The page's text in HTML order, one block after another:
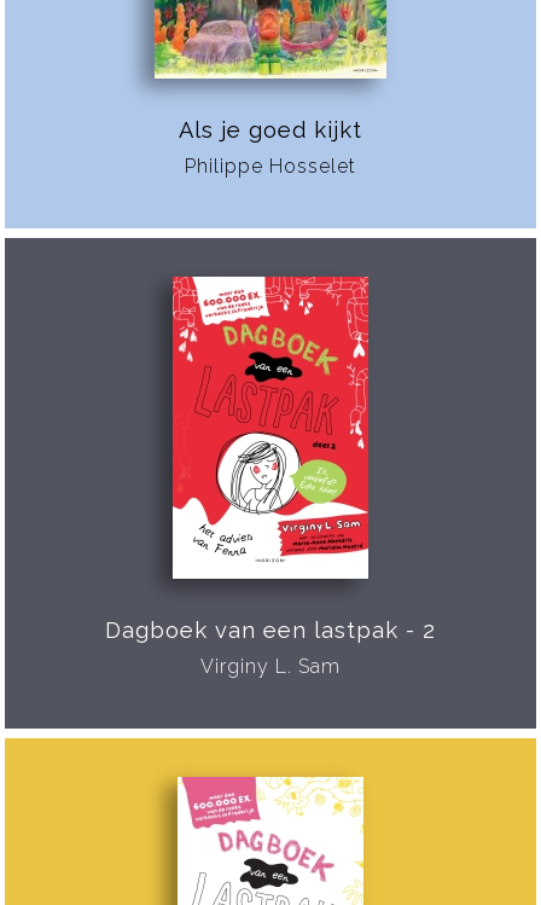
Als je goed kijkt
Philippe Hosselet
Dagboek van een lastpak - 2
Virginy L. Sam